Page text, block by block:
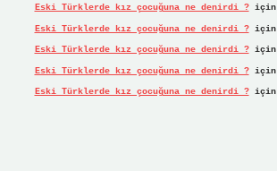
Eski Türklerde kız çocuğuna ne denirdi ?için
Eski Türklerde kız çocuğuna ne denirdi ?için
Eski Türklerde kız çocuğuna ne denirdi ?için
Eski Türklerde kız çocuğuna ne denirdi ?için
Eski Türklerde kız çocuğuna ne denirdi ?için